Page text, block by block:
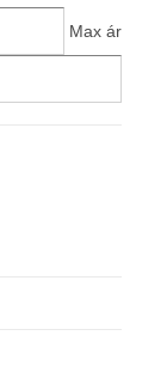
Max ár